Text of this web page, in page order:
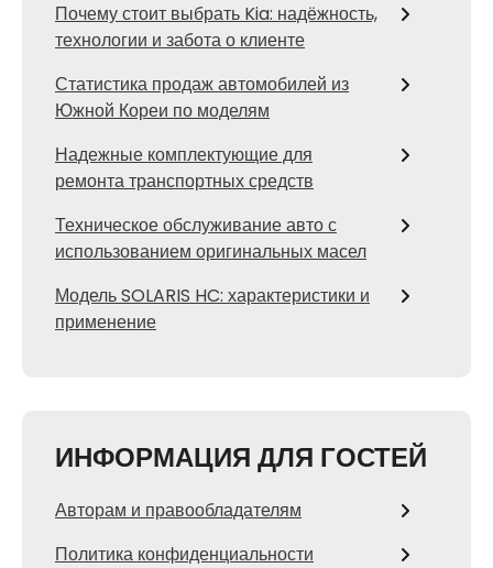
Почему стоит выбрать Kia: надёжность,
технологии и забота о клиенте
Статистика продаж автомобилей из
Южной Кореи по моделям
Надежные комплектующие для
ремонта транспортных средств
Техническое обслуживание авто с
использованием оригинальных масел
Модель SOLARIS HC: характеристики и
применение
ИНФОРМАЦИЯ ДЛЯ ГОСТЕЙ
Авторам и правообладателям
Политика конфиденциальности